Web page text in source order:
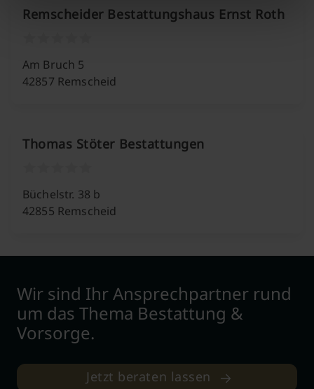
Remscheider Bestattungshaus Ernst Roth
Am Bruch 5
42857 Remscheid
Thomas Stöter Bestattungen
Büchelstr. 38 b
42855 Remscheid
Wir sind Ihr Ansprechpartner rund
um das Thema Bestattung &
Vorsorge.
Jetzt beraten lassen